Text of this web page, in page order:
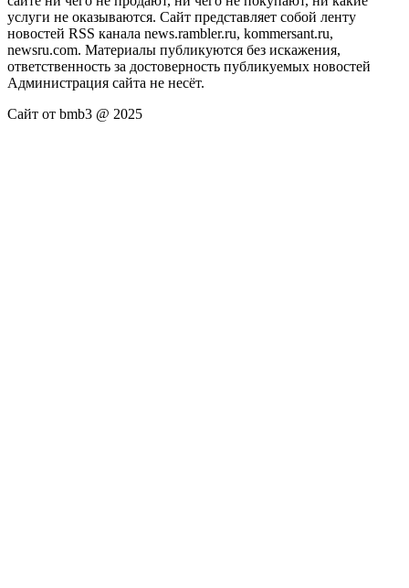
услуги не оказываются. Сайт представляет собой ленту
новостей RSS канала news.rambler.ru, kommersant.ru,
newsru.com. Материалы публикуются без искажения,
ответственность за достоверность публикуемых новостей
Администрация сайта не несёт.
Сайт от bmb3 @ 2025